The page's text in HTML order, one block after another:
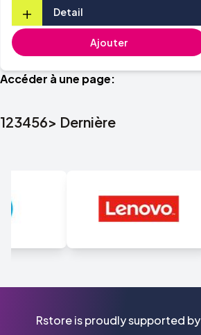
+ Detail
Ajouter
Accéder à une page:
123456> Dernière
Rstore is proudly supported by